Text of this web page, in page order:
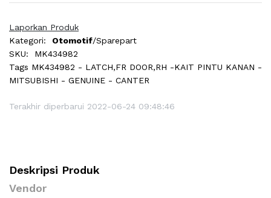
Laporkan Produk
Kategori:
Otomotif/Sparepart
SKU:
MK434982
Tags MK434982 - LATCH,FR DOOR,RH -KAIT PINTU KANAN -
MITSUBISHI - GENUINE - CANTER
Terakhir diperbarui 2022-06-24 09:48:46
Deskripsi Produk
Vendor